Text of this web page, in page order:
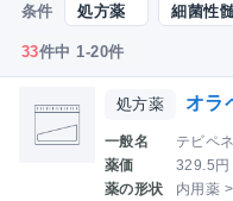
条件 処方薬 細菌性
33件中 1-20件
処方薬 オラ
一般名
テビペ
薬価
329.5
薬の形状
内用薬